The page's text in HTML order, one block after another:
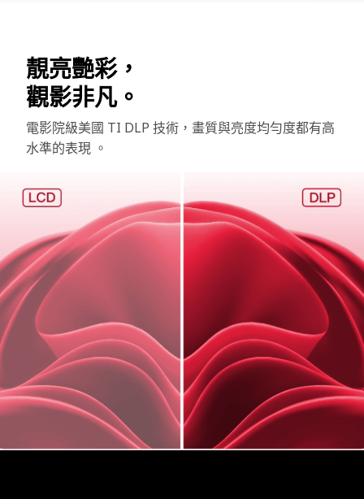
靚亮艷彩，
觀影非凡。
電影院級美國 TI DLP 技術，畫質與亮度均勻度都有高
水準的表現 。